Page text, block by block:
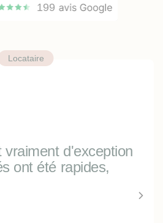
199
Locataire
vraiment d'exception
ont été rapides,